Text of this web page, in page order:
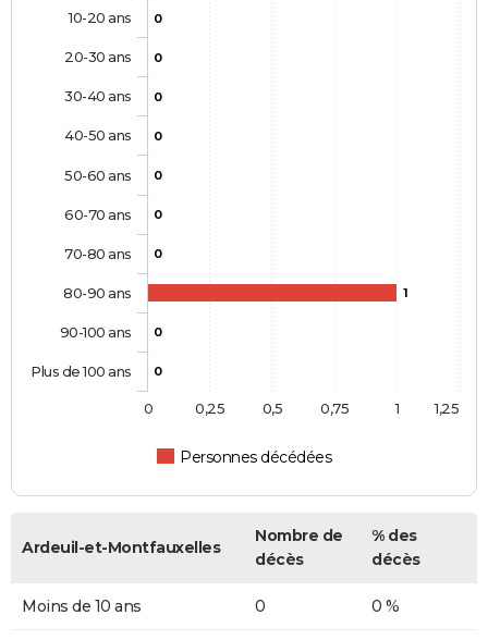
0
0
0
0
0
0
0
1
0
0
Personnes décédées
10-20 ans
20-30 ans
30-40 ans
40-50 ans
50-60 ans
60-70 ans
70-80 ans
80-90 ans
90-100 ans
Plus de 100 ans
0 1
0,25 0,5 0,75 1,25
Ardeuil-et-Montfauxelles
Nombre de
décès
% des
décès
Moins de 10 ans 0 0 %